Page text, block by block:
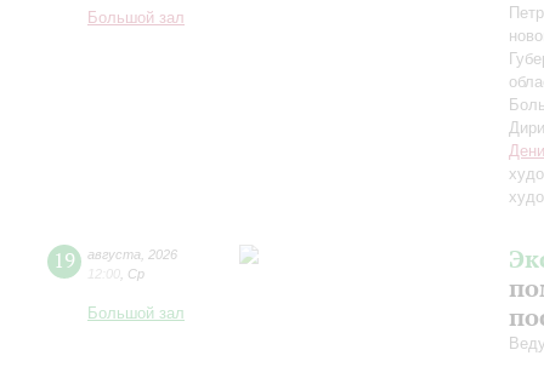
Большой зал
19 августа
2026
12:00 Ср
Большой зал